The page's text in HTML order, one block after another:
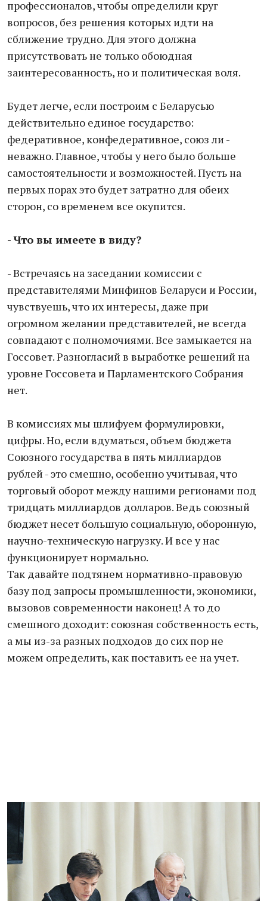
профессионалов, чтобы определили круг
вопросов, без решения которых идти на
сближение трудно. Для этого должна
присутствовать не только обоюдная
заинтересованность, но и политическая воля.
Будет легче, если построим с Беларусью
действительно единое государство:
федеративное, конфедеративное, союз ли -
неважно. Главное, чтобы у него было больше
самостоятельности и возможностей. Пусть на
первых порах это будет затратно для обеих
сторон, со временем все окупится.
- Что вы имеете в виду?
- Встречаясь на заседании комиссии с
представителями Минфинов Беларуси и России,
чувствуешь, что их интересы, даже при
огромном желании представителей, не всегда
совпадают с полномочиями. Все замыкается на
Госсовет. Разногласий в выработке решений на
уровне Госсовета и Парламентского Собрания
нет.
В комиссиях мы шлифуем формулировки,
цифры. Но, если вдуматься, объем бюджета
Союзного государства в пять миллиардов
рублей - это смешно, особенно учитывая, что
торговый оборот между нашими регионами под
тридцать миллиардов долларов. Ведь союзный
бюджет несет большую социальную, оборонную,
научно-техническую нагрузку. И все у нас
функционирует нормально.
Так давайте подтянем нормативно-правовую
базу под запросы промышленности, экономики,
вызовов современности наконец! А то до
смешного доходит: союзная собственность есть,
а мы из-за разных подходов до сих пор не
можем определить, как поставить ее на учет.